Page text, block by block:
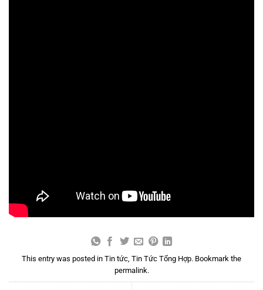
This entry was posted in Tin tức, Tin Tức Tổng Hợp. Bookmark the
permalink.